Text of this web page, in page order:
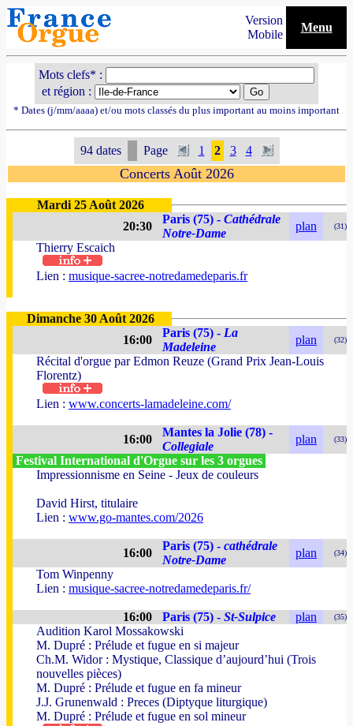
Version
Mobile
Menu
Mots clefs* :
et région :
* Dates (j/mm/aaaa) et/ou mots classés du plus important au moins important
94 dates Page 1 2 3 4
Concerts Août 2026
Mardi 25 Août 2026
20:30
Paris (75) - Cathédrale
Notre-Dame
plan (31)
Thierry Escaich
Lien : musique-sacree-notredamedeparis.fr
Dimanche 30 Août 2026
16:00
Paris (75) - La
Madeleine
plan (32)
Récital d'orgue par Edmon Reuze (Grand Prix Jean-Louis
Florentz)
Lien : www.concerts-lamadeleine.com/
16:00
Mantes la Jolie (78) -
Collegiale
plan (33)
Festival International d'Orgue sur les 3 orgues
Impressionnisme en Seine - Jeux de couleurs
David Hirst, titulaire
Lien : www.go-mantes.com/2026
16:00
Paris (75) - cathédrale
Notre-Dame
plan (34)
Tom Winpenny
Lien : musique-sacree-notredamedeparis.fr/
16:00 Paris (75) - St-Sulpice plan (35)
Audition Karol Mossakowski
M. Dupré : Prélude et fugue en si majeur
Ch.M. Widor : Mystique, Classique d’aujourd’hui (Trois
nouvelles pièces)
M. Dupré : Prélude et fugue en fa mineur
J.J. Grunenwald : Preces (Diptyque liturgique)
M. Dupré : Prélude et fugue en sol mineur